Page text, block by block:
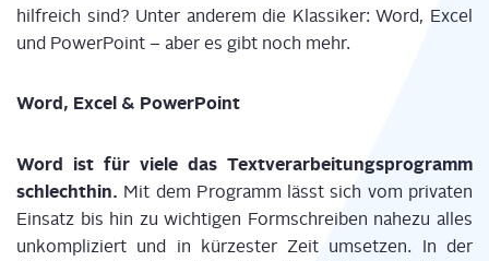
hilf­reich sind? Unter ande­rem die Klas­si­ker: Word, Excel
und Power­Point – aber es gibt noch mehr.
Word, Excel & PowerPoint
Word ist für vie­le das Text­ver­ar­bei­tungs­pro­gramm
schlecht­hin. Mit dem Pro­gramm lässt sich vom pri­va­ten
Ein­satz bis hin zu wich­ti­gen Form­schrei­ben nahe­zu alles
unkom­pli­ziert und in kür­zes­ter Zeit umset­zen. In der